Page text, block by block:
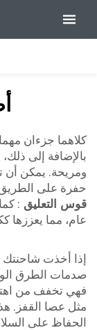
كلاهما جزءان
بالإضافة إلى
ومريحة. يمكن أن
حفرة على
قوس التعليق :
عام، مما يعززها
إذا أخذت
صدمات الطرق
فهي تخفف من
مثل عصا القفز.
الحفاظ على